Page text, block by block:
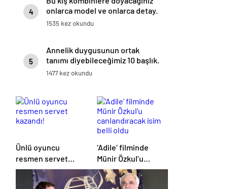
4
onlarca model ve onlarca detay.
1535 kez okundu
5
Annelik duygusunun ortak
tanımı diyebileceğimiz 10 başlık.
1477 kez okundu
Ünlü oyuncu
resmen servet
kazandı!
‘Adile’ filminde
Münir Özkul’u
canlandıracak isim
belli oldu